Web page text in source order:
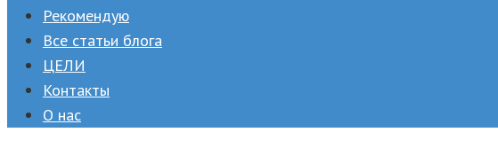
Рекомендую
Все статьи блога
ЦЕЛИ
Контакты
О нас